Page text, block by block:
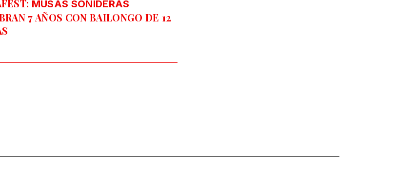
MUSAS SONIDERAS
7 AÑOS CON BAILONGO DE 12